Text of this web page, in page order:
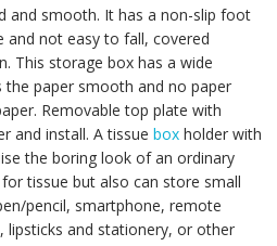
and smooth. It has a non-slip foot
and not easy to fall, covered
This storage box has a wide
paper smooth and no paper
Removable top plate with
and install. A tissue boxholder with
the boring look of an ordinary
tissue but also can store small
pencil, smartphone, remote
lipsticks and stationery, or other